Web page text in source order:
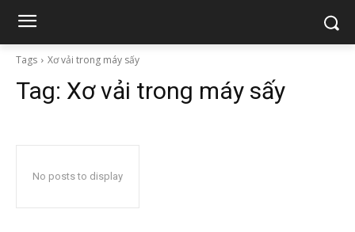
Tags Xơ vải trong máy sấy
Tag: Xơ vải trong máy sấy
No posts to display